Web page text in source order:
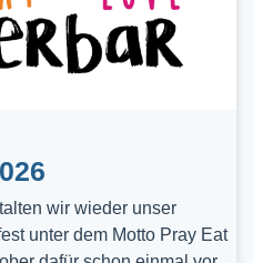
wir wieder unser
unter dem Motto Pray Eat